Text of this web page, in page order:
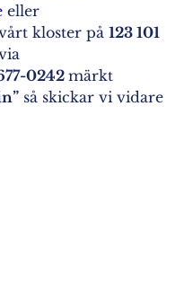
eller
kloster på 123 101
0242 märkt
så skickar vi vidare